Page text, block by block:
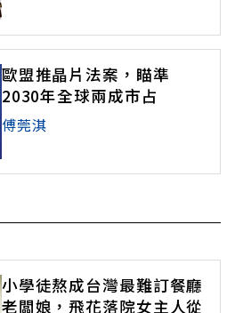
歐盟推晶片法案，瞄準
2030年全球兩成市占
傅莞淇
小學徒熬成台灣最難訂餐廳
老闆娘，飛花落院女主人從